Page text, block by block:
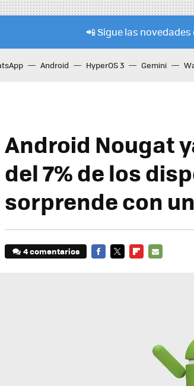
📲 Sigue las
Android HyperOS 3 Gemini
Android Nougat
del 7% de los
sorprende con
4 comentarios